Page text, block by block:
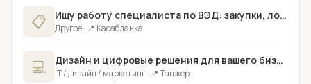
📋 Ищу работу специалиста по ВЭД: закупки, логистика, таможенно...
Другое · 📍 Касабланка
💻 Дизайн и цифровые решения для вашего бизнеса
IT / дизайн / маркетинг · 📍 Танжер